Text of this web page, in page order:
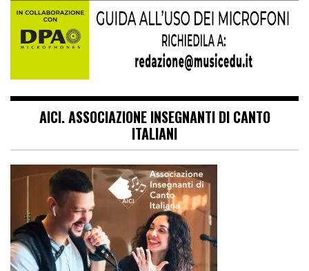
AICI. ASSOCIAZIONE INSEGNANTI DI CANTO
ITALIANI